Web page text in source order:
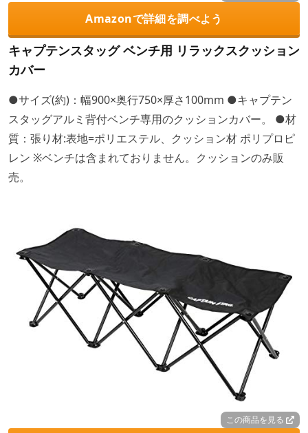
Amazonで詳細を調べよう
キャプテンスタッグ ベンチ用 リラックスクッション
カバー
●サイズ(約)：幅900×奥行750×厚さ100mm ●キャプテン
スタッグアルミ背付ベンチ専用のクッションカバー。 ●材
質：張り材:表地=ポリエステル、クッション材 ポリプロピ
レン ※ベンチは含まれておりません。クッションのみ販
売。
この商品を見る